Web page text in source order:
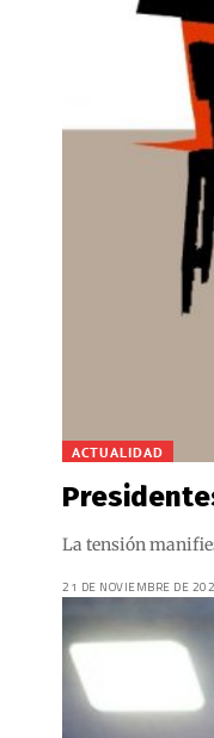
ACTUALIDAD
La tensión
21 DE NOVIEMBRE DE